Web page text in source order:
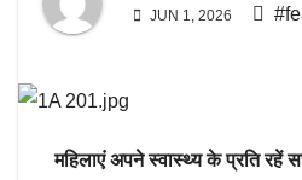
JUN 1, 2026
महिलाएं अपने स्वास्थ्य के प्रति रहें